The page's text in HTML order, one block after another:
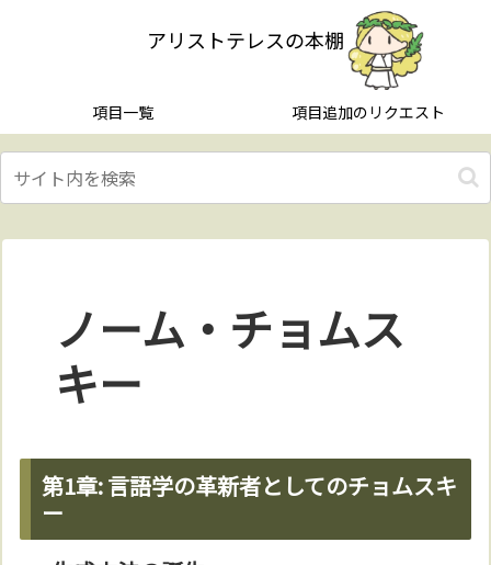
アリストテレスの本棚
項目一覧 項目追加のリクエスト
ノーム・チョムス
キー
第1章: 言語学の革新者としてのチョムスキ
ー